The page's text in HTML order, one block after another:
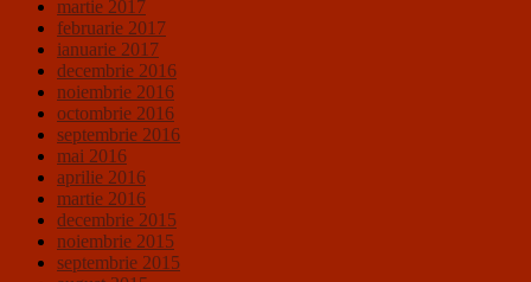
martie 2017
februarie 2017
ianuarie 2017
decembrie 2016
noiembrie 2016
octombrie 2016
septembrie 2016
mai 2016
aprilie 2016
martie 2016
decembrie 2015
noiembrie 2015
septembrie 2015